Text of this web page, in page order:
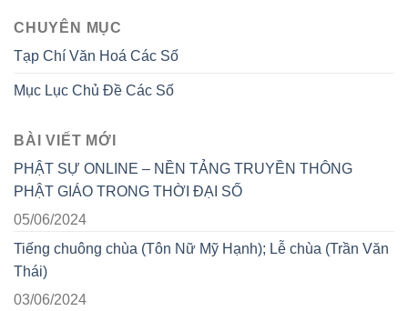
CHUYÊN MỤC
Tạp Chí Văn Hoá Các Số
Mục Lục Chủ Đề Các Số
BÀI VIẾT MỚI
PHẬT SỰ ONLINE – NỀN TẢNG TRUYỀN THÔNG
PHẬT GIÁO TRONG THỜI ĐẠI SỐ
05/06/2024
Tiếng chuông chùa (Tôn Nữ Mỹ Hạnh); Lễ chùa (Trần Văn
Thái)
03/06/2024